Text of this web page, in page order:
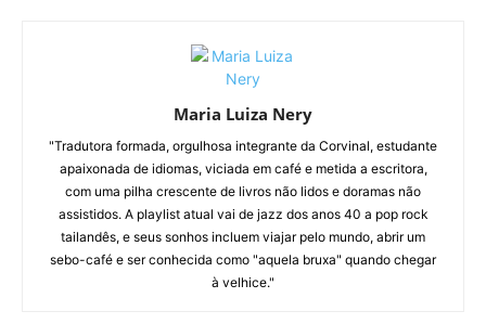
Maria Luiza Nery
"Tradutora formada, orgulhosa integrante da Corvinal, estudante
apaixonada de idiomas, viciada em café e metida a escritora,
com uma pilha crescente de livros não lidos e doramas não
assistidos. A playlist atual vai de jazz dos anos 40 a pop rock
tailandês, e seus sonhos incluem viajar pelo mundo, abrir um
sebo-café e ser conhecida como "aquela bruxa" quando chegar
à velhice."